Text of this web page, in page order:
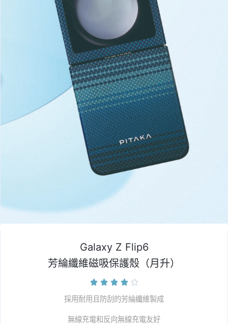
Galaxy Z Flip6
芳綸纖維磁吸保護殼（月升）
    
採用耐用且防刮的芳綸纖維製成
無線充電和反向無線充電友好